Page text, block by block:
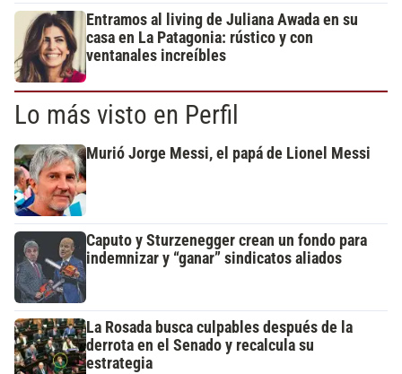
Entramos al living de Juliana Awada en su
casa en La Patagonia: rústico y con
ventanales increíbles
Lo más visto en Perfil
Murió Jorge Messi, el papá de Lionel Messi
Caputo y Sturzenegger crean un fondo para
indemnizar y “ganar” sindicatos aliados
La Rosada busca culpables después de la
derrota en el Senado y recalcula su
estrategia